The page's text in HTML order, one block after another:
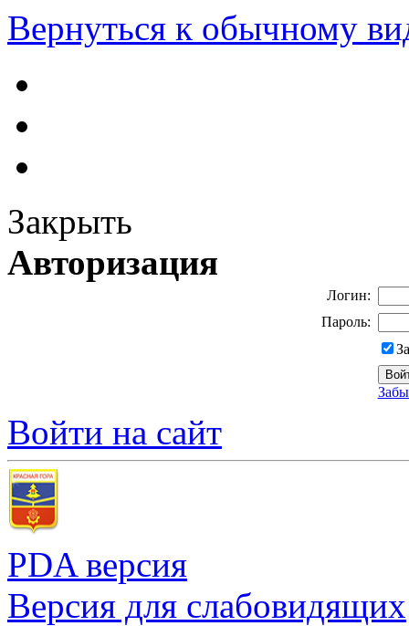
Вернуться к обычному
Закрыть
Авторизация
Логин:
Пароль:
Войти на сайт
PDA версия
Версия для слабовидящих